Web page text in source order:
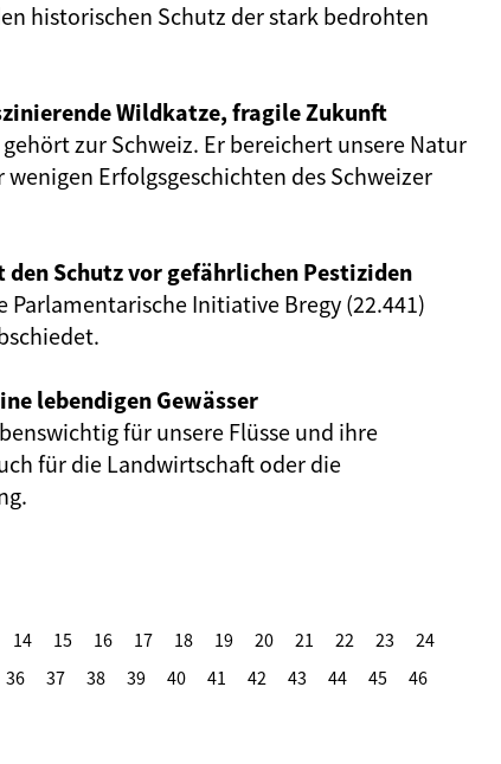
historischen Schutz der stark bedrohten
Wildkatze, fragile Zukunft
zur Schweiz. Er bereichert unsere Natur
Erfolgsgeschichten des Schweizer
Schutz vor gefährlichen Pestiziden
Parlamentarische Initiative Bregy (22.441)
lebendigen Gewässer
für unsere Flüsse und ihre
für die Landwirtschaft oder die
14 15 16 17 18 19 20 21 22 23
24
36 37 38 39 40 41 42 43 44 45
46